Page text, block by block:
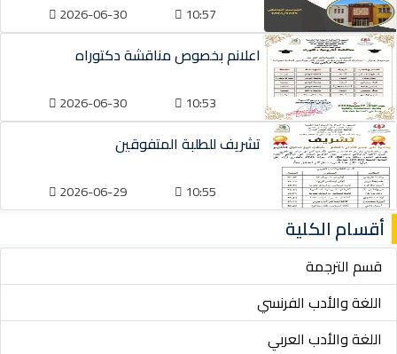
10:57
2026-06-30
اعلانم بخصوص مناقشة دكتوراه
10:53
2026-06-30
تشريف للطلبة المتفوقين
10:55
2026-06-29
أقسام الكلية
قسم الترجمة
اللغة والأدب الفرنسي
اللغة والأدب العربي